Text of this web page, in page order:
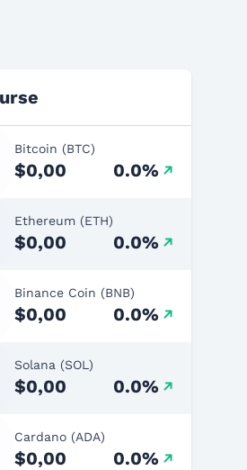
Bitcoin (BTC)
$0,00 0.0%
Ethereum (ETH)
$0,00 0.0%
Binance Coin (BNB)
$0,00 0.0%
Solana (SOL)
$0,00 0.0%
Cardano (ADA)
$0,00 0.0%